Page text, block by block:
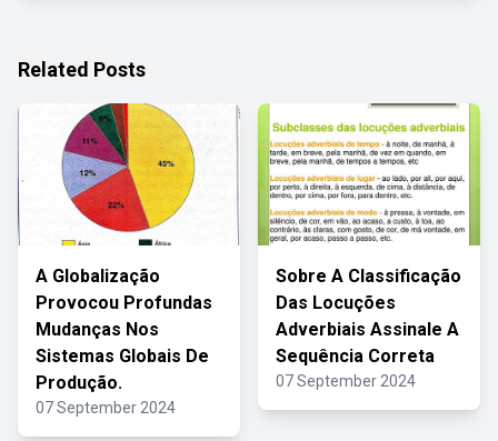
Related Posts
A Globalização
Provocou Profundas
Mudanças Nos
Sistemas Globais De
Produção.
07 September 2024
Sobre A Classificação
Das Locuções
Adverbiais Assinale A
Sequência Correta
07 September 2024